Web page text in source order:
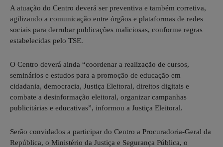
A atuação do Centro deverá ser preventiva e também corretiva,
agilizando a comunicação entre órgãos e plataformas de redes
sociais para derrubar publicações maliciosas, conforme regras
estabelecidas pelo TSE.
O Centro deverá ainda “coordenar a realização de cursos,
seminários e estudos para a promoção de educação em
cidadania, democracia, Justiça Eleitoral, direitos digitais e
combate a desinformação eleitoral, organizar campanhas
publicitárias e educativas”, informou a Justiça Eleitoral.
Serão convidados a participar do Centro a Procuradoria-Geral da
República, o Ministério da Justiça e Segurança Pública, o